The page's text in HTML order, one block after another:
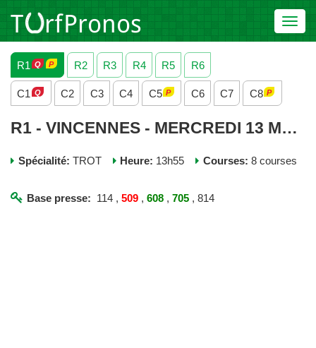
R1
R2 R3 R4 R5 R6
C1 C2 C3 C4 C5 C6 C7 C8
R1 - VINCENNES - MERCREDI 13 MAI 2026
Spécialité: TROT Heure: 13h55 Courses: 8 courses
Base presse: 114 ,509 ,608 ,705 , 814